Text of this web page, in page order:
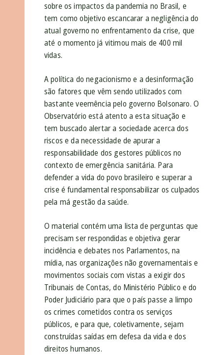
sobre os impactos da pandemia no Brasil, e
tem como objetivo escancarar a negligência do
atual governo no enfrentamento da crise, que
até o momento já vitimou mais de 400 mil
vidas.
A política do negacionismo e a desinformação
são fatores que vêm sendo utilizados com
bastante veemência pelo governo Bolsonaro. O
Observatório está atento a esta situação e
tem buscado alertar a sociedade acerca dos
riscos e da necessidade de apurar a
responsabilidade dos gestores públicos no
contexto de emergência sanitária. Para
defender a vida do povo brasileiro e superar a
crise é fundamental responsabilizar os culpados
pela má gestão da saúde.
O material contém uma lista de perguntas que
precisam ser respondidas e objetiva gerar
incidência e debates nos Parlamentos, na
mídia, nas organizações não governamentais e
movimentos sociais com vistas a exigir dos
Tribunais de Contas, do Ministério Público e do
Poder Judiciário para que o país passe a limpo
os crimes cometidos contra os serviços
públicos, e para que, coletivamente, sejam
construídas saídas em defesa da vida e dos
direitos humanos.